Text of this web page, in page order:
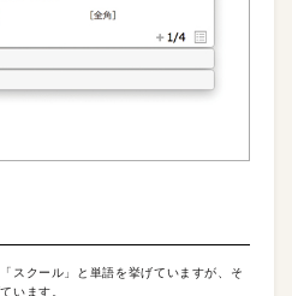
スクール」と単語を挙げていますが、そ
います。